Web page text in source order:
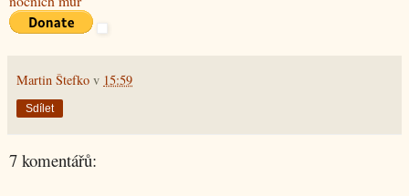
Martin Štefko v 15:59
Sdílet
7 komentářů: